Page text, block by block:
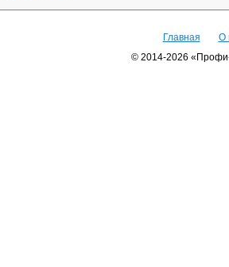
© 2014-2026
Главная О